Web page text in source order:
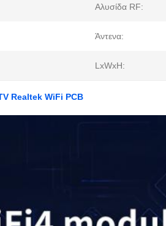
Αλυσίδα RF:
Άντενα:
LxWxH:
Realtek WiFi PCB